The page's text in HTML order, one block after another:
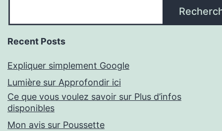
Recent Posts
Expliquer simplement Google
Lumière sur Approfondir ici
Ce que vous voulez savoir sur Plus d’infos
disponibles
Mon avis sur Poussette